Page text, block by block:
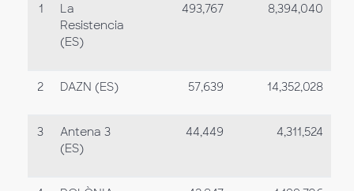
1
La
Resistencia
(ES)
493,767 8,394,040
2 DAZN (ES) 57,639 14,352,028
3
Antena 3
(ES)
44,449 4,311,524